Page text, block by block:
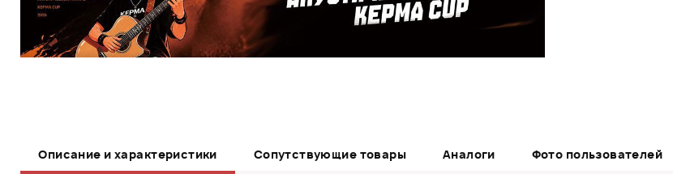
Описание и характеристики Сопутствующие товары Аналоги Фото пользователей